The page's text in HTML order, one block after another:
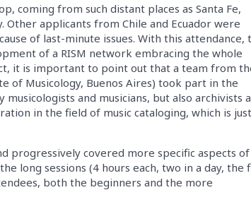
coming from such distant places as Santa Fe,
Other applicants from Chile and Ecuador were
of last-minute issues. With this attendance,
of a RISM network embracing the whole
it is important to point out that a team from
of Musicology, Buenos Aires) took part in the
and musicians, but also archivists
in the field of music cataloging, which is just
progressively covered more specific aspects of
long sessions (4 hours each, two in a day, the
both the beginners and the more